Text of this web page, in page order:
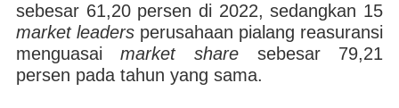
sebesar 61,20 persen di 2022, sedangkan 15
market leadersperusahaan pialang reasuransi
menguasaimarket share sebesar 79,21
persen pada tahun yang sama.